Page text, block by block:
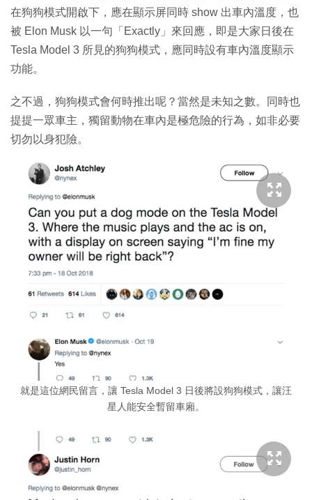
在狗狗模式開啟下，應在顯示屏同時 show 出車內溫度，也
被 Elon Musk 以一句「Exactly」來回應，即是大家日後在
Tesla Model 3 所見的狗狗模式，應同時設有車內溫度顯示
功能。
之不過，狗狗模式會何時推出呢？當然是未知之數。同時也
提提一眾車主，獨留動物在車內是極危險的行為，如非必要
切勿以身犯險。
就是這位網民留言，讓 Tesla Model 3 日後將設狗狗模式，讓汪
星人能安全暫留車廂。